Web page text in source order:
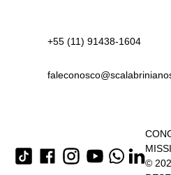
+55 (11) 91438-1604
©